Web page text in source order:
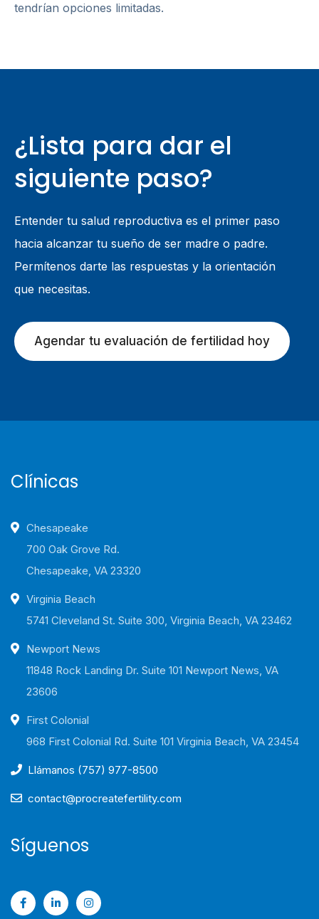
tendrían opciones limitadas.
¿Lista para dar el
siguiente paso?
Entender tu salud reproductiva es el primer paso
hacia alcanzar tu sueño de ser madre o padre.
Permítenos darte las respuestas y la orientación
que necesitas.
Agendar tu evaluación de fertilidad hoy
Clínicas
Chesapeake
700 Oak Grove Rd.
Chesapeake, VA 23320
Virginia Beach
5741 Cleveland St. Suite 300, Virginia Beach, VA 23462
Newport News
11848 Rock Landing Dr. Suite 101 Newport News, VA
23606
First Colonial
968 First Colonial Rd. Suite 101 Virginia Beach, VA 23454
Llámanos (757) 977-8500
contact@procreatefertility.com
Síguenos